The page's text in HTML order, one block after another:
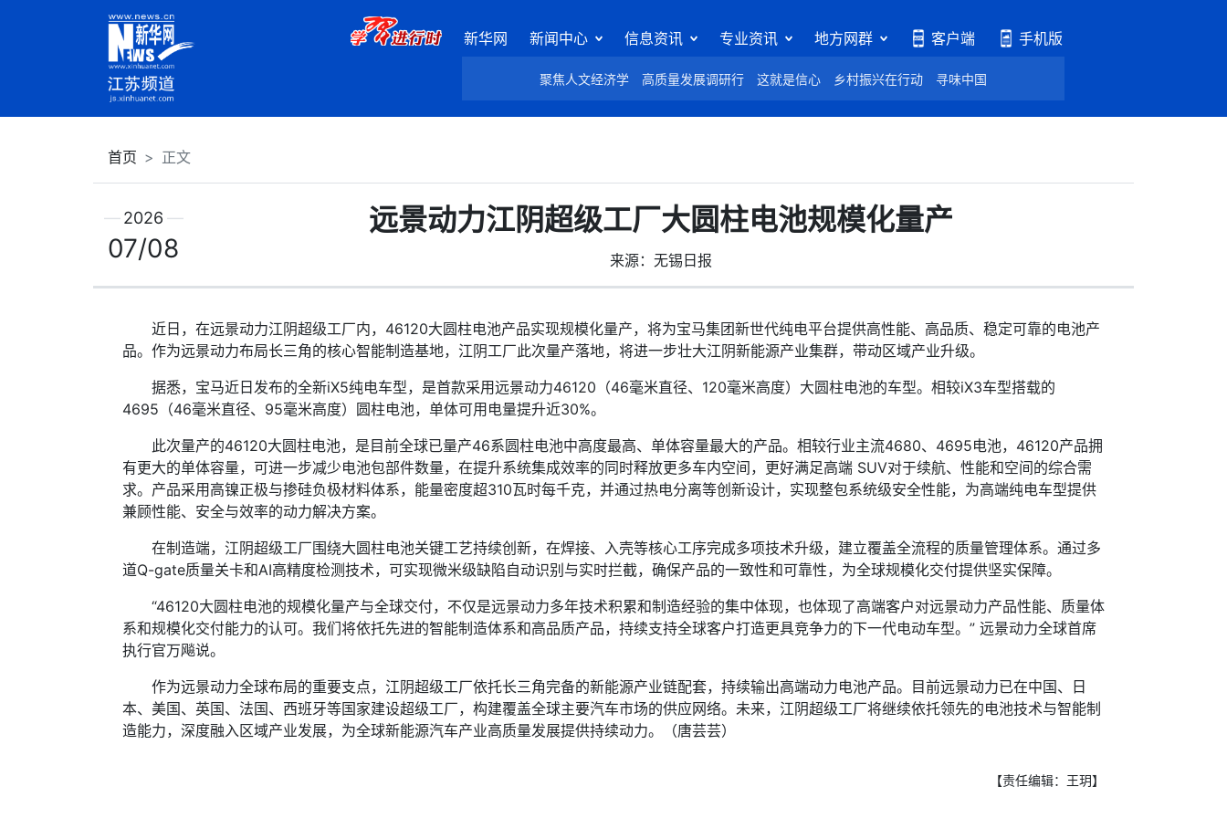
新华网 新闻中心 信息资讯 专业资讯 地方网群 客户端 手机版
聚焦人文经济学 高质量发展调研行 这就是信心 乡村振兴在行动 寻味中国
首页 正文
远景动力江阴超级工厂大圆柱电池规模化量产
来源：无锡日报
2026
07/08
近日，在远景动力江阴超级工厂内，46120大圆柱电池产品实现规模化量产，将为宝马集团新世代纯电平台提供高性能、高品质、稳定可靠的电池产
品。作为远景动力布局长三角的核心智能制造基地，江阴工厂此次量产落地，将进一步壮大江阴新能源产业集群，带动区域产业升级。
据悉，宝马近日发布的全新iX5纯电车型，是首款采用远景动力46120（46毫米直径、120毫米高度）大圆柱电池的车型。相较iX3车型搭载的
4695（46毫米直径、95毫米高度）圆柱电池，单体可用电量提升近30%。
此次量产的46120大圆柱电池，是目前全球已量产46系圆柱电池中高度最高、单体容量最大的产品。相较行业主流4680、4695电池，46120产品拥
有更大的单体容量，可进一步减少电池包部件数量，在提升系统集成效率的同时释放更多车内空间，更好满足高端 SUV对于续航、性能和空间的综合需
求。产品采用高镍正极与掺硅负极材料体系，能量密度超310瓦时每千克，并通过热电分离等创新设计，实现整包系统级安全性能，为高端纯电车型提供
兼顾性能、安全与效率的动力解决方案。
在制造端，江阴超级工厂围绕大圆柱电池关键工艺持续创新，在焊接、入壳等核心工序完成多项技术升级，建立覆盖全流程的质量管理体系。通过多
道Q-gate质量关卡和AI高精度检测技术，可实现微米级缺陷自动识别与实时拦截，确保产品的一致性和可靠性，为全球规模化交付提供坚实保障。
“46120大圆柱电池的规模化量产与全球交付，不仅是远景动力多年技术积累和制造经验的集中体现，也体现了高端客户对远景动力产品性能、质量体
系和规模化交付能力的认可。我们将依托先进的智能制造体系和高品质产品，持续支持全球客户打造更具竞争力的下一代电动车型。” 远景动力全球首席
执行官万飚说。
作为远景动力全球布局的重要支点，江阴超级工厂依托长三角完备的新能源产业链配套，持续输出高端动力电池产品。目前远景动力已在中国、日
本、美国、英国、法国、西班牙等国家建设超级工厂，构建覆盖全球主要汽车市场的供应网络。未来，江阴超级工厂将继续依托领先的电池技术与智能制
造能力，深度融入区域产业发展，为全球新能源汽车产业高质量发展提供持续动力。（唐芸芸）
【责任编辑：王玥】